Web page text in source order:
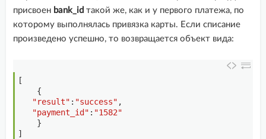
присвоен bank_id такой же, как и у первого платежа, по
которому выполнялась привязка карты. Если списание
произведено успешно, то возвращается объект вида:
[
{
"result" : "success" ,
"payment_id" : "1582"
}
]